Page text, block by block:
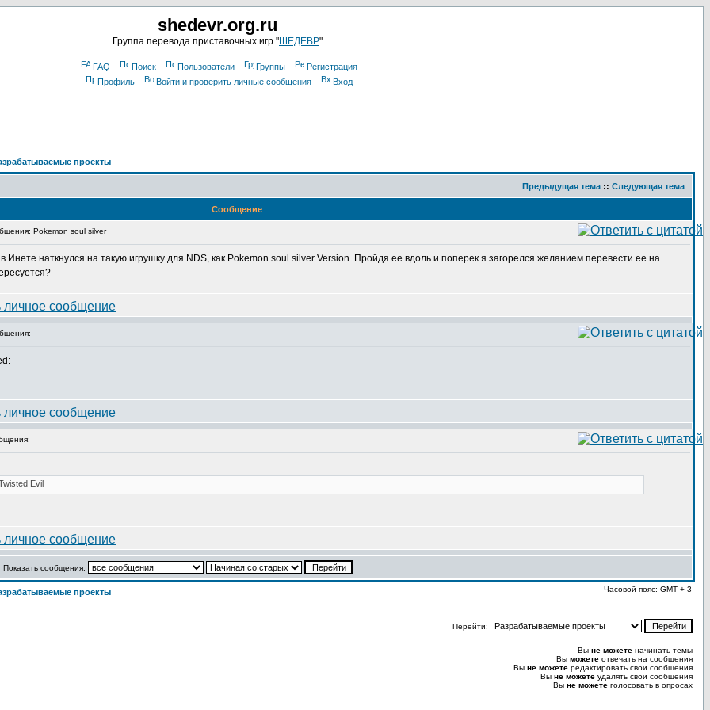
shedevr.org.ru
Группа перевода приставочных игр "ШЕДЕВР"
FAQ Поиск Пользователи Группы
Регистрация
Профиль
Войти и проверить личные сообщения Вход
проекты
Предыдущая тема :: Следующая тема
Сообщение
Pokemon soul silver
наткнулся на такую игрушку для NDS, как Pokemon soul silver Version. Пройдя ее вдоль и поперек я загорелся желанием перевести ее на
Показать сообщения:
проекты Часовой пояс: GMT + 3
Перейти:
Вы не можете начинать темы
Вы можете отвечать на сообщения
Вы не можете редактировать свои сообщения
Вы не можете удалять свои сообщения
Вы не можете голосовать в опросах